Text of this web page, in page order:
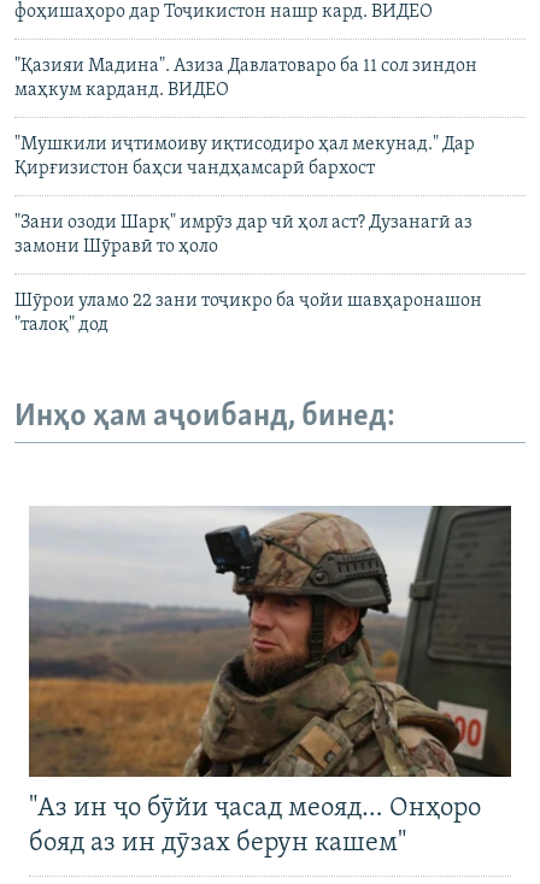
фоҳишаҳоро дар Тоҷикистон нашр кард. ВИДЕО
"Қазияи Мадина". Азиза Давлатоваро ба 11 сол зиндон
маҳкум карданд. ВИДЕО
"Мушкили иҷтимоиву иқтисодиро ҳал мекунад." Дар
Қирғизистон баҳси чандҳамсарӣ бархост
"Зани озоди Шарқ" имрӯз дар чӣ ҳол аст? Дузанагӣ аз
замони Шӯравӣ то ҳоло
Шӯрои уламо 22 зани тоҷикро ба ҷойи шавҳаронашон
"талоқ" дод
Инҳо ҳам аҷоибанд, бинед:
"Аз ин ҷо бӯйи ҷасад меояд… Онҳоро
бояд аз ин дӯзах берун кашем"